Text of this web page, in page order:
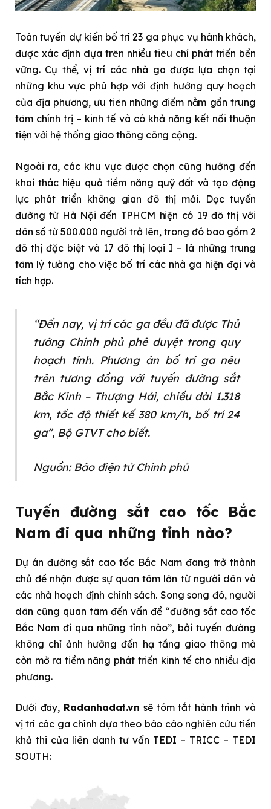
Toàn tuyến dự kiến bố trí 23 ga phục vụ hành khách,
được xác định dựa trên nhiều tiêu chí phát triển bền
vững. Cụ thể, vị trí các nhà ga được lựa chọn tại
những khu vực phù hợp với định hướng quy hoạch
của địa phương, ưu tiên những điểm nằm gần trung
tâm chính trị – kinh tế và có khả năng kết nối thuận
tiện với hệ thống giao thông công cộng.
Ngoài ra, các khu vực được chọn cũng hướng đến
khai thác hiệu quả tiềm năng quỹ đất và tạo động
lực phát triển không gian đô thị mới. Dọc tuyến
đường từ Hà Nội đến TPHCM hiện có 19 đô thị với
dân số từ 500.000 người trở lên, trong đó bao gồm 2
đô thị đặc biệt và 17 đô thị loại I – là những trung
tâm lý tưởng cho việc bố trí các nhà ga hiện đại và
tích hợp.
“Đến nay, vị trí các ga đều đã được Thủ
tướng Chính phủ phê duyệt trong quy
hoạch tỉnh. Phương án bố trí ga nêu
trên tương đồng với tuyến đường sắt
Bắc Kinh – Thượng Hải, chiều dài 1.318
km, tốc độ thiết kế 380 km/h, bố trí 24
ga”, Bộ GTVT cho biết.
Nguồn: Báo điện tử Chính phủ
Tuyến đường sắt cao tốc Bắc
Nam đi qua những tỉnh nào?
Dự án đường sắt cao tốc Bắc Nam đang trở thành
chủ đề nhận được sự quan tâm lớn từ người dân và
các nhà hoạch định chính sách. Song song đó, người
dân cũng quan tâm đến vấn đề “đường sắt cao tốc
Bắc Nam đi qua những tỉnh nào”, bởi tuyến đường
không chỉ ảnh hưởng đến hạ tầng giao thông mà
còn mở ra tiềm năng phát triển kinh tế cho nhiều địa
phương.
Dưới đây, Radanhadat.vn sẽ tóm tắt hành trình và
vị trí các ga chính dựa theo báo cáo nghiên cứu tiền
khả thi của liên danh tư vấn TEDI – TRICC – TEDI
SOUTH: